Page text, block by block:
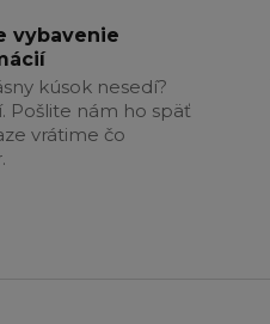
vybavenie
kúsok nesedí?
Pošlite nám ho späť
vrátime čo